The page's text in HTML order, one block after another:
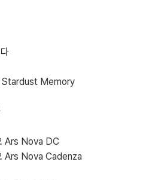
Stardust Memory
Ars Nova DC
Ars Nova Cadenza